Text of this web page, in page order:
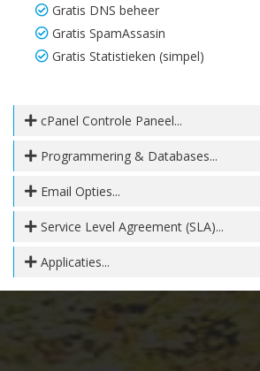
Gratis DNS beheer
Gratis SpamAssasin
Gratis Statistieken (simpel)
cPanel Controle Paneel...
Programmering & Databases...
Email Opties...
Service Level Agreement (SLA)...
Applicaties...